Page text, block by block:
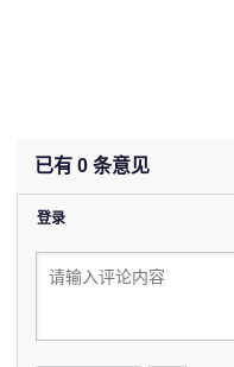
已有 0 条意见
登录